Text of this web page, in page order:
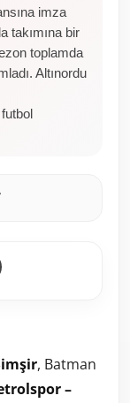
imza
takımına bir
toplamda
Altınordu
, Batman
–